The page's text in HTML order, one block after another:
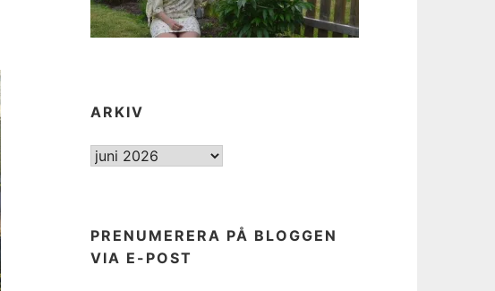
ARKIV
ARKIV
PRENUMERERA PÅ BLOGGEN
VIA E-POST